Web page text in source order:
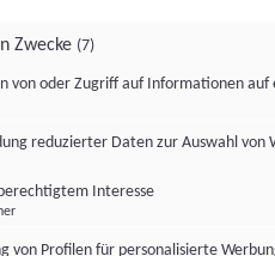
Zwecke (7)
von oder Zugriff auf Informationen auf
reduzierter Daten zur Auswahl von
Interesse
von Profilen für personalisierte